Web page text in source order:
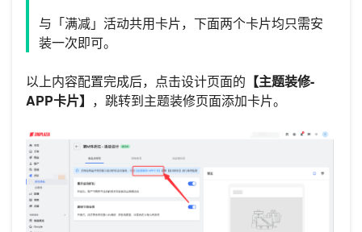
与「满减」活动共用卡片，下面两个卡片均只需安
装一次即可。
以上内容配置完成后，点击设计页面的 【主题装修-
APP卡片】 ，跳转到主题装修页面添加卡片。